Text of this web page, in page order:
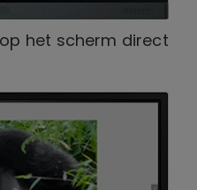
het scherm direct